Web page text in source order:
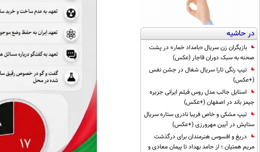
در حاشیه
بازیگران زن سریال «بامداد خمار» در پشت
صحنه به سبک دوران قاجار (عکس)
تیپ رنگی تارا سریال شغال در جشن نفس
(+عکس)
استایل جالب مدل روس فیلم ایرانی جزیره
جیمز باند در اصفهان (+عکس)
تیپ مشکی و خاص فریبا نادری ستاره سریال
ستایش در آیین مهرورزی (+عکس)
دریغ و افسوس هنرمندان برای درگذشت
مریم همتیان ؛ از حامد بهداد تا پیمان معادی و